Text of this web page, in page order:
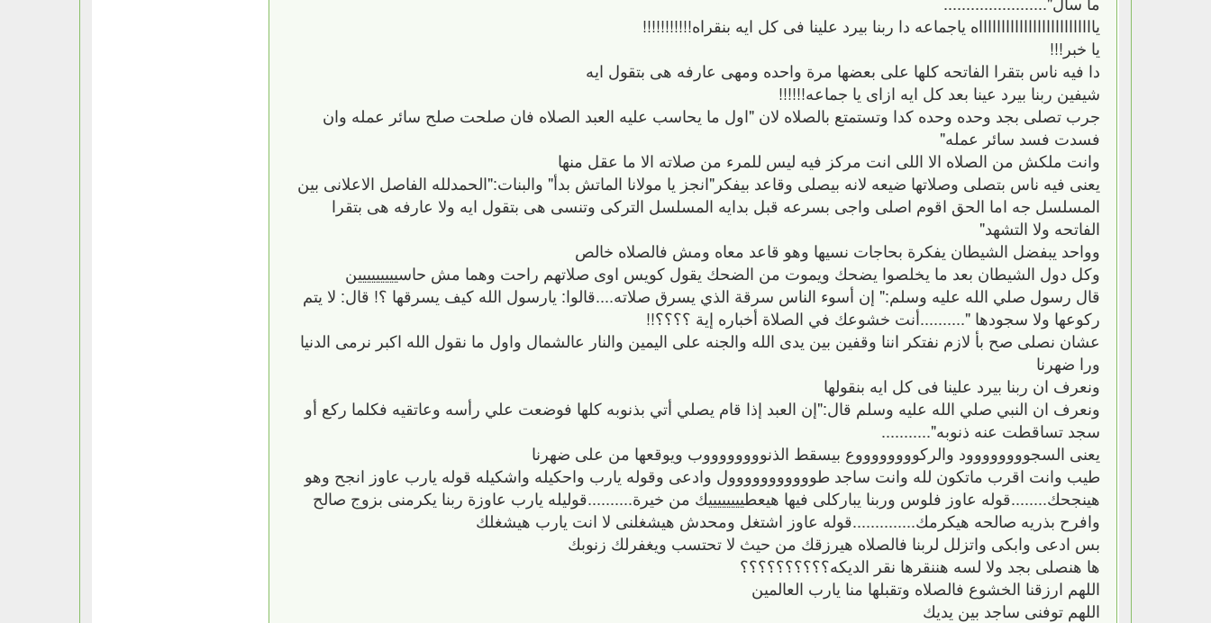
يااااااااااااااااااااااااااه ياجماعه دا ربنا بيرد علينا فى كل ايه بنقراه!!!!!!!!!!!
يا خبر!!!
دا فيه ناس بتقرا الفاتحه كلها على بعضها مرة واحده ومهى عارفه هى بتقول ايه
شيفين ربنا بيرد عينا بعد كل ايه ازاى يا جماعه!!!!!!
جرب تصلى بجد وحده وحده كدا وتستمتع بالصلاه لان "اول ما يحاسب عليه العبد الصلاه فان صلحت صلح سائر عمله وان
فسدت فسد سائر عمله"
وانت ملكش من الصلاه الا اللى انت مركز فيه ليس للمرء من صلاته الا ما عقل منها
يعنى فيه ناس بتصلى وصلاتها ضيعه لانه بيصلى وقاعد بيفكر"انجز يا مولانا الماتش بدأ" والبنات:"الحمدلله الفاصل الاعلانى بين
المسلسل جه اما الحق اقوم اصلى واجى بسرعه قبل بدايه المسلسل التركى وتنسى هى بتقول ايه ولا عارفه هى بتقرا
الفاتحه ولا التشهد"
وواحد يبفضل الشيطان يفكرة بحاجات نسيها وهو قاعد معاه ومش فالصلاه خالص
وكل دول الشيطان بعد ما يخلصوا يضحك ويموت من الضحك يقول كويس اوى صلاتهم راحت وهما مش حاسييييييييين
قال رسول صلي الله عليه وسلم:" إن أسوء الناس سرقة الذي يسرق صلاته....قالوا: يارسول الله كيف يسرقها ؟! قال: لا يتم
ركوعها ولا سجودها "..........أنت خشوعك في الصلاة أخباره إية ؟؟؟؟!!
عشان نصلى صح بأ لازم نفتكر اننا وقفين بين يدى الله والجنه على اليمين والنار عالشمال واول ما نقول الله اكبر نرمى الدنيا
ورا ضهرنا
ونعرف ان ربنا بيرد علينا فى كل ايه بنقولها
ونعرف ان النبي صلي الله عليه وسلم قال:"إن العبد إذا قام يصلي أتي بذنوبه كلها فوضعت علي رأسه وعاتقيه فكلما ركع أو
سجد تساقطت عنه ذنوبه"...........
يعنى السجوووووووود والركووووووووع بيسقط الذنووووووووب ويوقعها من على ضهرنا
طيب وانت اقرب ماتكون لله وانت ساجد طووووووووووول وادعى وقوله يارب واحكيله واشكيله قوله يارب عاوز انجح وهو
هينجحك........قوله عاوز فلوس وربنا يباركلى فيها هيعطييييييييك من خيرة..........قوليله يارب عاوزة ربنا يكرمنى بزوج صالح
وافرح بذريه صالحه هيكرمك..............قوله عاوز اشتغل ومحدش هيشغلنى لا انت يارب هيشغلك
بس ادعى وابكى واتزلل لربنا فالصلاه هيرزقك من حيث لا تحتسب ويغفرلك زنوبك
ها هنصلى بجد ولا لسه هننقرها نقر الديكه؟؟؟؟؟؟؟؟؟؟
اللهم ارزقنا الخشوع فالصلاه وتقبلها منا يارب العالمين
اللهم توفنى ساجد بين يديك